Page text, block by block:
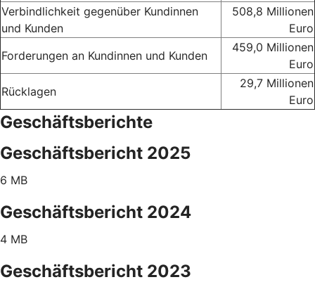
Verbindlichkeit gegenüber Kundinnen
und Kunden
508,8 Millionen
Euro
Forderungen an Kundinnen und Kunden
459,0 Millionen
Euro
Rücklagen
29,7 Millionen
Euro
Geschäftsberichte
Geschäftsbericht 2025
6 MB
Geschäftsbericht 2024
4 MB
Geschäftsbericht 2023